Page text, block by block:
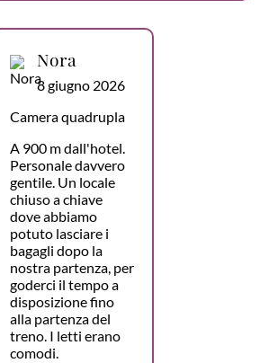
Nora
8 giugno 2026
Camera quadrupla
A 900 m dall'hotel.
Personale davvero
gentile. Un locale
chiuso a chiave
dove abbiamo
potuto lasciare i
bagagli dopo la
nostra partenza, per
goderci il tempo a
disposizione fino
alla partenza del
treno. I letti erano
comodi.